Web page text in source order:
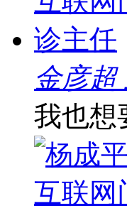
金彦超
我也想